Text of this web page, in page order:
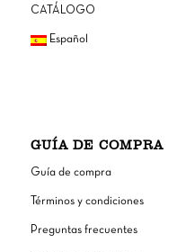
CATÁLOGO
Español
GUÍA DE COMPRA
Guía de compra
Términos y condiciones
Preguntas frecuentes